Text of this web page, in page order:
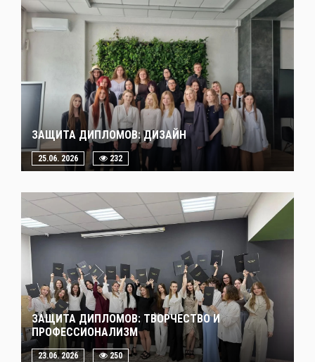
ЗАЩИТА ДИПЛОМОВ: ДИЗАЙН
25.06. 2026 232
ЗАЩИТА ДИПЛОМОВ: ТВОРЧЕСТВО И
ПРОФЕССИОНАЛИЗМ
23.06. 2026 250